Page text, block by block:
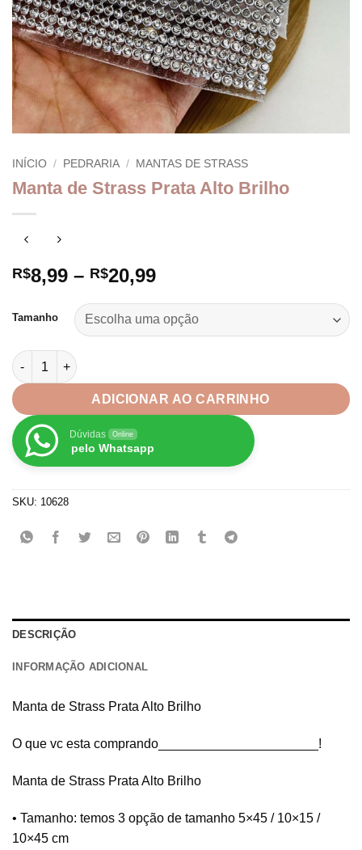
INÍCIO / PEDRARIA / MANTAS DE STRASS
Manta de Strass Prata Alto Brilho
R$8,99 – R$20,99Faixa
preço:
R$8,99
Tamanho
Manta de Strass Prata Alto Brilho quantidade
ADICIONAR AO CARRINHO
Dúvidas Online
pelo Whatsapp
SKU: 10628
DESCRIÇÃO
INFORMAÇÃO ADICIONAL
Manta de Strass Prata Alto Brilho
O que vc esta comprando______________________!
Manta de Strass Prata Alto Brilho
• Tamanho: temos 3 opção de tamanho 5×45 / 10×15 /
10×45 cm